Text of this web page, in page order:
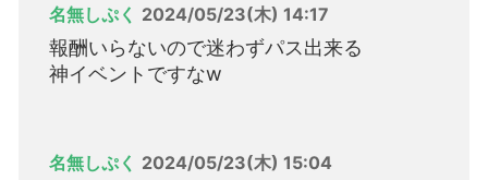
名無しぷく 2024/05/23(木) 14:17
報酬いらないので迷わずパス出来る
神イベントですなw
名無しぷく 2024/05/23(木) 15:04